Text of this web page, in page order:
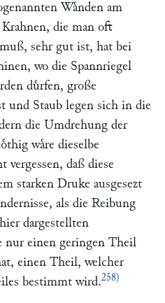
Waͤnden am
die man oft
sehr gut ist, hat bei
wo die Spannriegel
duͤrfen, große
und Staub legen sich in die
die Umdrehung der
waͤre dieselbe
vergessen, daß diese
starken Druke ausgesezt
als die Reibung
dargestellten
nur einen geringen Theil
einen Theil, welcher
bestimmt wird.258)